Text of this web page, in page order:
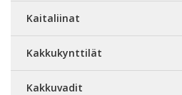
Kaitaliinat
Kakkukynttilät
Kakkuvadit